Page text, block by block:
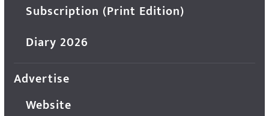
Subscription (Print Edition)
Diary 2026
Advertise
Website